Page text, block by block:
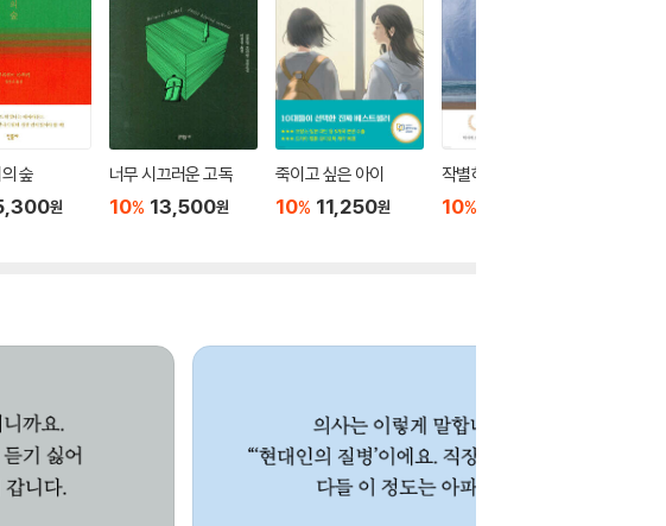
숲
원
너무 시끄러운 고독
10% 13,500원
죽이고 싶은 아이
10% 11,250원
작별하지 않는다
10%